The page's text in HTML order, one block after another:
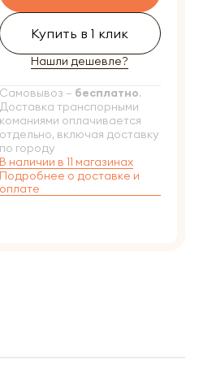
Купить в 1 клик
Нашли дешевле?
Самовывоз – бесплатно.
Доставка транспорными
команиями оплачивается
отдельно, включая доставку
по городу
В наличии в 11 магазинах
Подробнее о доставке и
оплате